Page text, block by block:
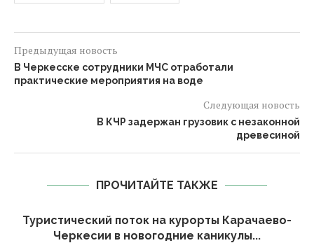
Предыдущая новость
В Черкесске сотрудники МЧС отработали
практические мероприятия на воде
Следующая новость
В КЧР задержан грузовик с незаконной
древесиной
ПРОЧИТАЙТЕ ТАКЖЕ
Туристический поток на курорты Карачаево-
Черкесии в новогодние каникулы...